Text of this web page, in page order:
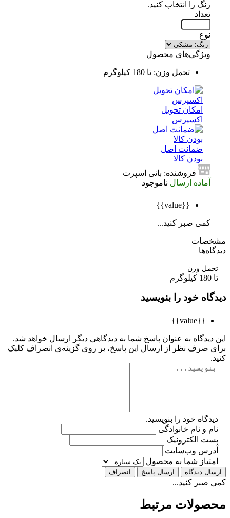
رنگ را انتخاب کنید.
ویژگی‌های محصول
تحمل وزن: تا 180 کیلوگرم
امکان تحویل
اکسپرس
ضمانت اصل
بودن کالا
فروشنده: بانی اسپرت
آماده ارسال ناموجود
کمی صبر کنید...
وزن
خود را بنویسید
به عنوان پاسخ شما به دیدگاهی دیگر ارسال خواهد شد.
صرف نظر از ارسال این پاسخ، بر روی گزینه‌ی انصرافکلیک
خود را بنویسید.
و نام خانوادگی
الکترونیک
وب‌سایت
شما به محصول
دیدگاه ارسال پاسخ انصراف
کنید...
مرتبط